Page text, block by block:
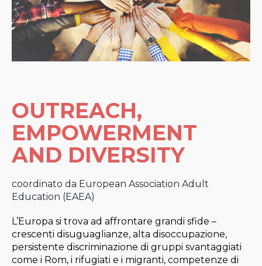
OUTREACH,
EMPOWERMENT
AND DIVERSITY
coordinato da European Association Adult
Education (EAEA)
L’Europa si trova ad affrontare grandi sfide –
crescenti disuguaglianze, alta disoccupazione,
persistente discriminazione di gruppi svantaggiati
come i Rom, i rifugiati e i migranti, competenze di